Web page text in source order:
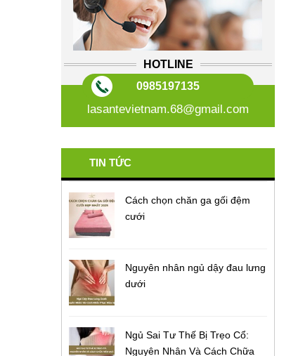
HOTLINE
0985197135
lasantevietnam.68@gmail.com
TIN TỨC
Cách chọn chăn ga gối đệm
cưới
Nguyên nhân ngủ dậy đau lưng
dưới
Ngủ Sai Tư Thế Bị Trẹo Cổ:
Nguyên Nhân Và Cách Chữa